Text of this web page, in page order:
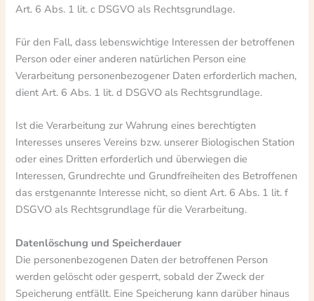
Art. 6 Abs. 1 lit. c DSGVO als Rechtsgrundlage.
Für den Fall, dass lebenswichtige Interessen der betroffenen
Person oder einer anderen natürlichen Person eine
Verarbeitung personenbezogener Daten erforderlich machen,
dient Art. 6 Abs. 1 lit. d DSGVO als Rechtsgrundlage.
Ist die Verarbeitung zur Wahrung eines berechtigten
Interesses unseres Vereins bzw. unserer Biologischen Station
oder eines Dritten erforderlich und überwiegen die
Interessen, Grundrechte und Grundfreiheiten des Betroffenen
das erstgenannte Interesse nicht, so dient Art. 6 Abs. 1 lit. f
DSGVO als Rechtsgrundlage für die Verarbeitung.
Datenlöschung und Speicherdauer
Die personenbezogenen Daten der betroffenen Person
werden gelöscht oder gesperrt, sobald der Zweck der
Speicherung entfällt. Eine Speicherung kann darüber hinaus